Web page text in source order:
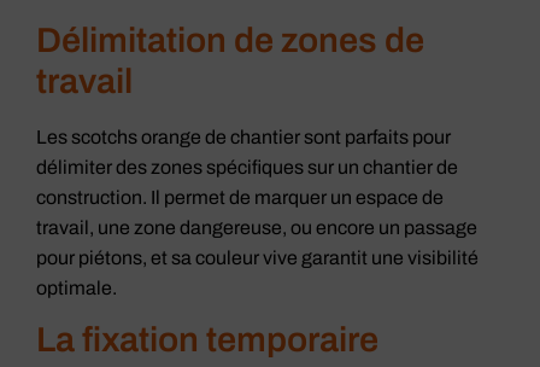
Délimitation de zones de
travail
Les scotchs orange de chantier sont parfaits pour
délimiter des zones spécifiques sur un chantier de
construction. Il permet de marquer un espace de
travail, une zone dangereuse, ou encore un passage
pour piétons, et sa couleur vive garantit une visibilité
optimale.
La fixation temporaire